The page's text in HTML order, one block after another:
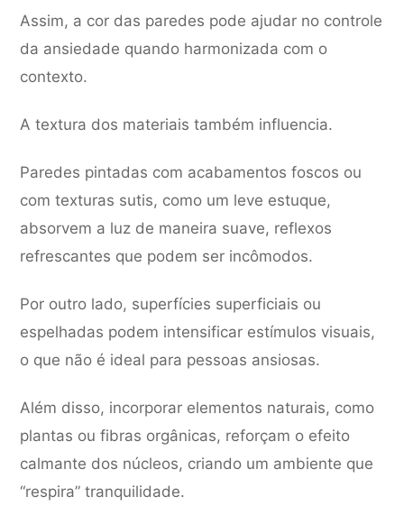
Assim, a cor das paredes pode ajudar no controle
da ansiedade quando harmonizada com o
contexto.
A textura dos materiais também influencia.
Paredes pintadas com acabamentos foscos ou
com texturas sutis, como um leve estuque,
absorvem a luz de maneira suave, reflexos
refrescantes que podem ser incômodos.
Por outro lado, superfícies superficiais ou
espelhadas podem intensificar estímulos visuais,
o que não é ideal para pessoas ansiosas.
Além disso, incorporar elementos naturais, como
plantas ou fibras orgânicas, reforçam o efeito
calmante dos núcleos, criando um ambiente que
“respira” tranquilidade.